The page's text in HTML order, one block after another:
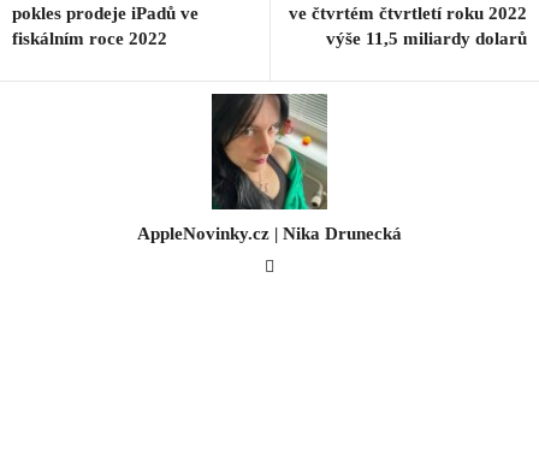
pokles prodeje iPadů ve
fiskálním roce 2022
ve čtvrtém čtvrtletí roku 2022
výše 11,5 miliardy dolarů
AppleNovinky.cz | Nika Drunecká